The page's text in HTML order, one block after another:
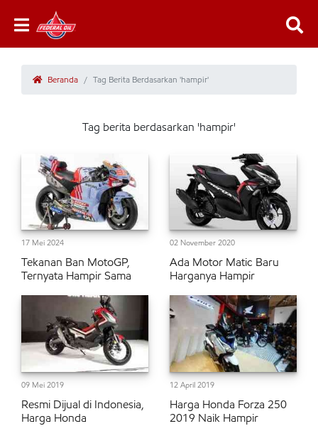
Beranda Tag Berita Berdasarkan 'hampir'
Tag berita berdasarkan 'hampir'
17 Mei 2024
Tekanan Ban MotoGP,
Ternyata Hampir Sama
02 November 2020
Ada Motor Matic Baru
Harganya Hampir
09 Mei 2019
Resmi Dijual di Indonesia,
Harga Honda
12 April 2019
Harga Honda Forza 250
2019 Naik Hampir